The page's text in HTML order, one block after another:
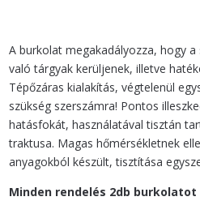
A burkolat megakadályozza, hogy
való tárgyak kerüljenek, illetve
Tépőzáras kialakítás, végtelenül
szükség szerszámra! Pontos
hatásfokát, használatával tisztán
traktusa. Magas hőmérsékletnek
anyagokból készült, tisztítása
Minden rendelés 2db